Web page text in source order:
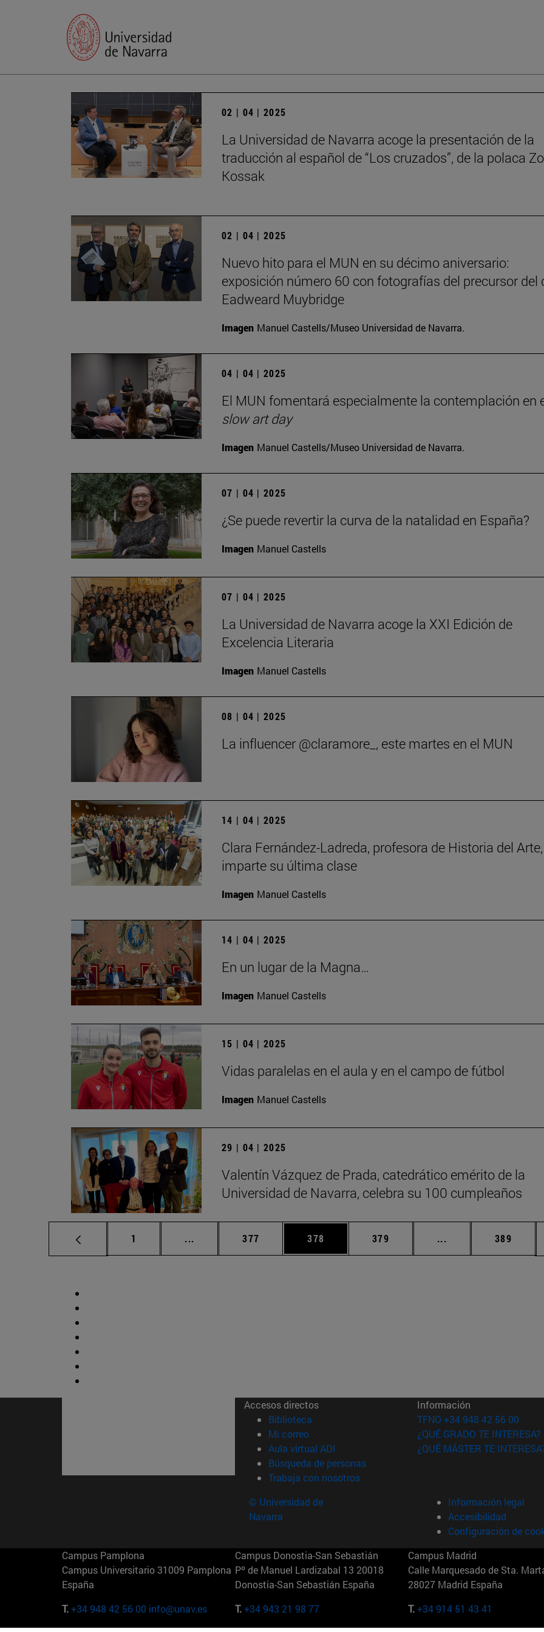
02 | 04 | 2025
La Universidad de Navarra acoge la presentación de la
traducción al español de “Los cruzados”, de la polaca
Kossak
02 | 04 | 2025
Nuevo hito para el MUN en su décimo aniversario:
exposición número 60 con fotografías del precursor del
Eadweard Muybridge
Imagen Manuel Castells/Museo Universidad de Navarra.
04 | 04 | 2025
El MUN fomentará especialmente la contemplación en
slow art day
Imagen Manuel Castells/Museo Universidad de Navarra.
07 | 04 | 2025
¿Se puede revertir la curva de la natalidad en España?
Imagen Manuel Castells
07 | 04 | 2025
La Universidad de Navarra acoge la XXI Edición de
Excelencia Literaria
Imagen Manuel Castells
08 | 04 | 2025
La influencer @claramore_, este martes en el MUN
14 | 04 | 2025
Clara Fernández-Ladreda, profesora de Historia del Arte,
imparte su última clase
Imagen Manuel Castells
14 | 04 | 2025
En un lugar de la Magna…
Imagen Manuel Castells
15 | 04 | 2025
Vidas paralelas en el aula y en el campo de fútbol
Imagen Manuel Castells
29 | 04 | 2025
Valentín Vázquez de Prada, catedrático emérito de la
Universidad de Navarra, celebra su 100 cumpleaños
Página
1 ... Páginas intermedias Use TAB para desplazarse.
Página
377 Página
378 Página
379 ... Páginas intermedias
Página
389
Accesos directos
Biblioteca (abre en nueva ventana)
Mi correo(abre en nueva ventana)
Aula virtual ADI (abre en nueva ventana)
Búsqueda de personas(abre en nueva ventana)
Trabaja con nosotros(abre en nueva ventana)
Información
TFNO +34 948 42 56 00
¿QUÉ GRADO TE INTERESA?
¿QUÉ MÁSTER TE
© Universidad de
Navarra
Información legal
Accesibilidad
Configuración de
Campus Pamplona
Campus Universitario 31009 Pamplona
España
T.+34 948 42 56 00 info@unav.es
Campus Donostia-San Sebastián
Pº de Manuel Lardizabal 13 20018
Donostia-San Sebastián España
T.+34 943 21 98 77
Campus Madrid
Calle Marquesado de Sta.
28027 Madrid España
T.+34 914 51 43 41